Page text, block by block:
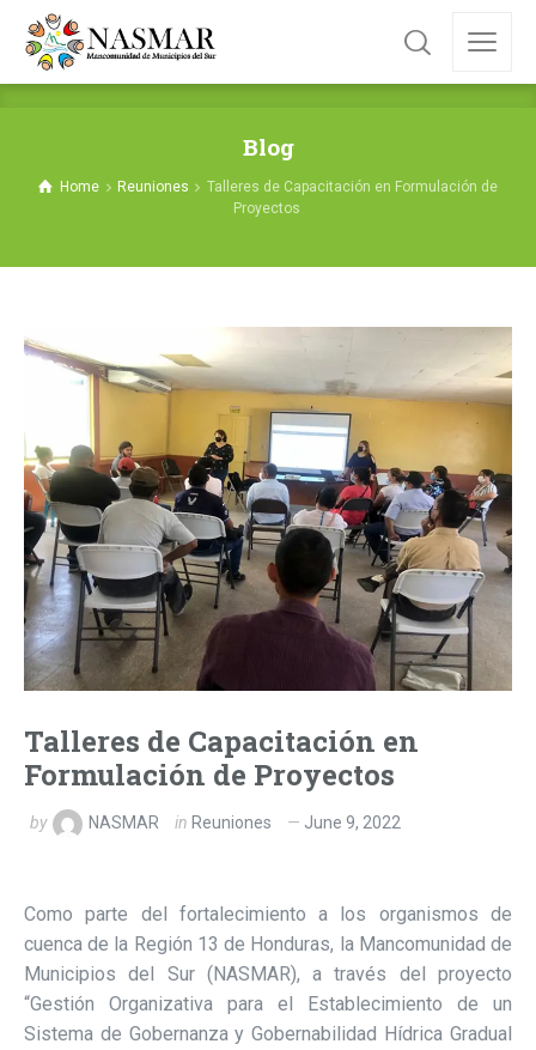
Blog
Home Reuniones
Talleres de Capacitación en Formulación de
Proyectos
Talleres de Capacitación en
Formulación de Proyectos
by NASMAR in Reuniones June 9, 2022
Como parte del fortalecimiento a los organismos de
cuenca de la Región 13 de Honduras, la Mancomunidad de
Municipios del Sur (NASMAR), a través del proyecto
“Gestión Organizativa para el Establecimiento de un
Sistema de Gobernanza y Gobernabilidad Hídrica Gradual